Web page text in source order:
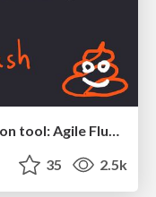
Creating an realtime collaboration tool: Agile Flush - .NET Oxford
35 2.5k